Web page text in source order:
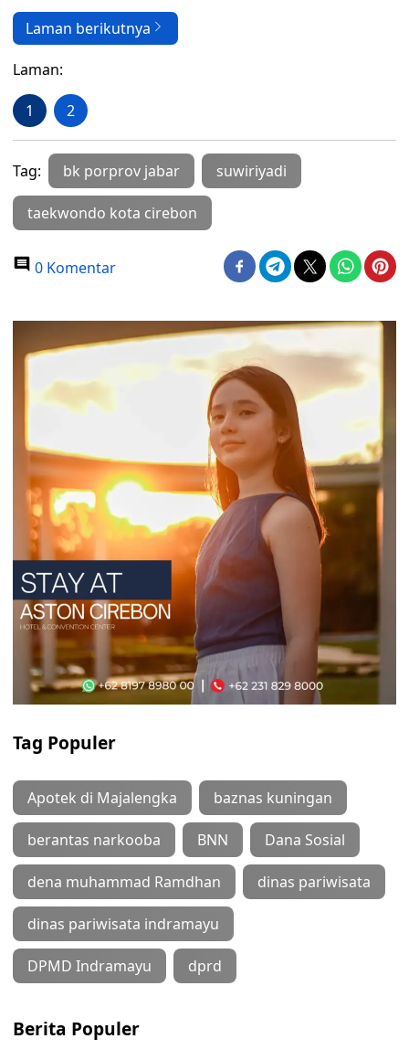
Laman berikutnya
Laman:
1 2
Tag: bk porprov jabar suwiriyadi
taekwondo kota cirebon
0 Komentar
Tag Populer
Apotek di Majalengka baznas kuningan
berantas narkooba BNN Dana Sosial
dena muhammad Ramdhan dinas pariwisata
dinas pariwisata indramayu
DPMD Indramayu dprd
Berita Populer